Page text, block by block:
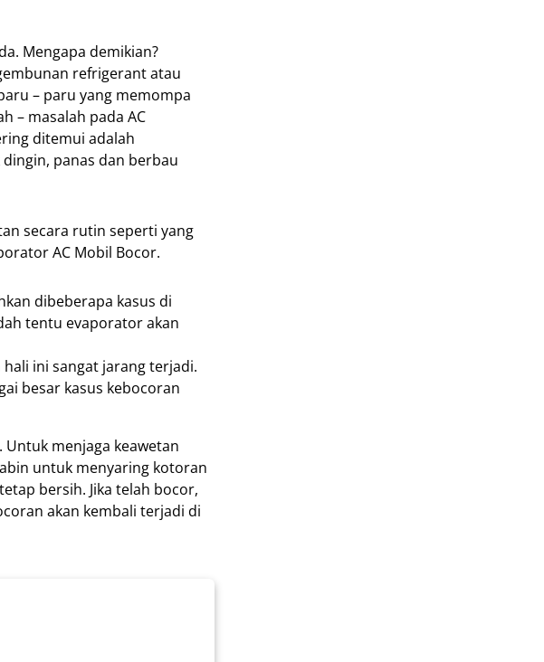
Mengapa demikian?
refrigerant atau
– paru yang memompa
– masalah pada AC
ditemui adalah
panas dan berbau
secara rutin seperti yang
AC Mobil Bocor.
dibeberapa kasus di
tentu evaporator akan
ini sangat jarang terjadi.
besar kasus kebocoran
Untuk menjaga keawetan
untuk menyaring kotoran
bersih. Jika telah bocor,
akan kembali terjadi di